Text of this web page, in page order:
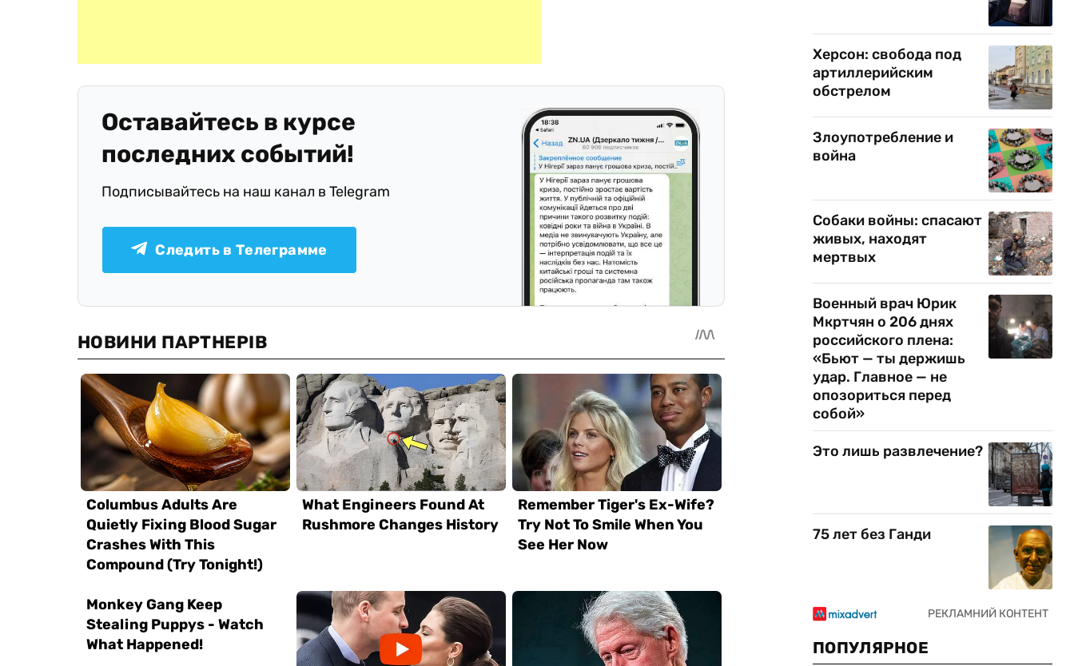
Оставайтесь в курсе
последних событий!
Подписывайтесь на наш канал в Telegram
Следить в Телеграмме
Херсон: свобода под
артиллерийским
обстрелом
Злоупотребление и
война
Собаки войны: спасают
живых, находят
мертвых
Военный врач Юрик
Мкртчян о 206 днях
российского плена:
«Бьют — ты держишь
удар. Главное — не
опозориться перед
собой»
Это лишь развлечение?
75 лет без Ганди
ПОПУЛЯРНОЕ